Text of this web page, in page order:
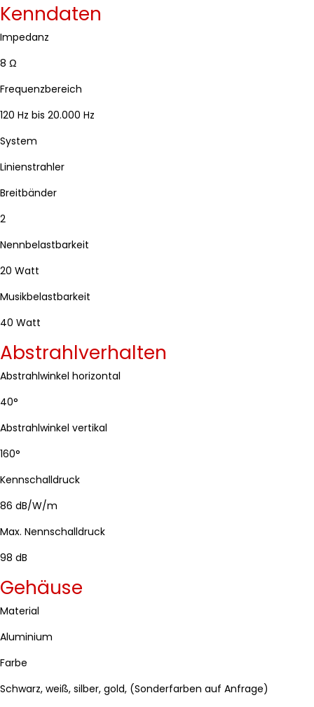
Kenndaten
Impedanz
8 Ω
Frequenzbereich
120 Hz bis 20.000 Hz
System
Linienstrahler
Breitbänder
2
Nennbelastbarkeit
20 Watt
Musikbelastbarkeit
40 Watt
Abstrahlverhalten
Abstrahlwinkel horizontal
40°
Abstrahlwinkel vertikal
160°
Kennschalldruck
86 dB/W/m
Max. Nennschalldruck
98 dB
Gehäuse
Material
Aluminium
Farbe
Schwarz, weiß, silber, gold, (Sonderfarben auf Anfrage)